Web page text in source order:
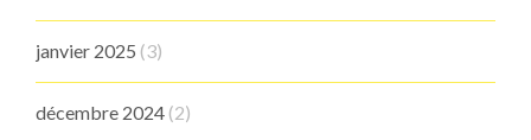
janvier 2025 (3)
décembre 2024 (2)